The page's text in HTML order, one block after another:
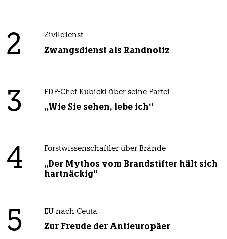
2 Zivildienst
Zwangsdienst als Randnotiz
3 FDP-Chef Kubicki über seine Partei
„Wie Sie sehen, lebe ich“
4 Forstwissenschaftler über Brände
„Der Mythos vom Brandstifter hält sich
hartnäckig“
5 EU nach Ceuta
Zur Freude der Antieuropäer